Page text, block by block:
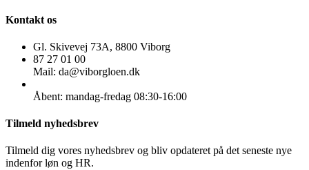
Kontakt os
Gl. Skivevej 73A, 8800 Viborg
87 27 01 00
Mail: da@viborgloen.dk
Åbent: mandag-fredag 08:30-16:00
Tilmeld nyhedsbrev
Tilmeld dig vores nyhedsbrev og bliv opdateret på det seneste nye
indenfor løn og HR.